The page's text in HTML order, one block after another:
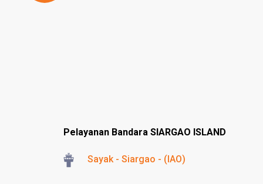
Pelayanan Bandara SIARGAO ISLAND
Sayak - Siargao - (IAO)